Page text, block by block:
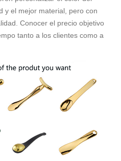
y el mejor material, pero con
Conocer el precio objetivo
tanto a los clientes como a